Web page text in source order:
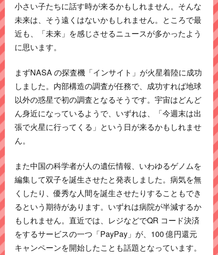
小さい子たちに話す時が来るかもしれません。そんな
未来は、そう遠くはないかもしれません。ところで最
近も、「未来」を感じさせるニュースが多かったよう
に思います。
まずNASA の探査機「インサイト」が火星着陸に成功
しました。内部構造の調査が任務で、成功すれば地球
以外の惑星で初の調査となるそうです。宇宙はどんど
ん身近になっているようで、いずれは、「今週末は出
張で火星に行ってくる」という日が来るかもしれませ
ん。
また中国の科学者が人の遺伝情報、いわゆるゲノムを
編集して双子を誕生させたと発表しました。病気を無
くしたり、優秀な人間を誕生させたりすることもでき
るという期待があります。いずれは病院が半減するか
もしれません。直近では、レジなどでQR コード決済
をするサービスの一つ「PayPay」が、100 億円還元
キャンペーンを開始したことも話題となっています。